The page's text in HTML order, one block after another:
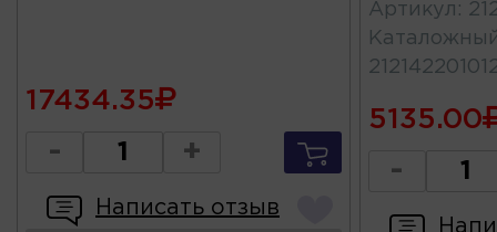
17434.35
- +
Написать отзыв
Артикул :
5135.00
-